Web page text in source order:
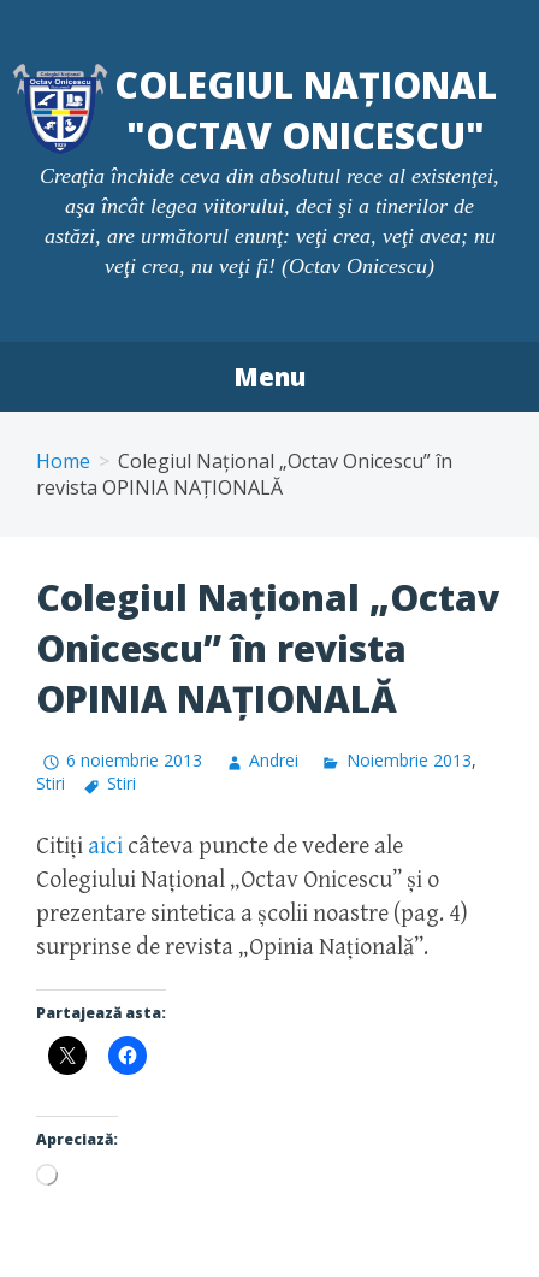
content
COLEGIUL NAȚIONAL
"OCTAV ONICESCU"
Creaţia închide ceva din absolutul rece al existenţei,
aşa încât legea viitorului, deci şi a tinerilor de
astăzi, are următorul enunţ: veţi crea, veţi avea; nu
veţi crea, nu veţi fi! (Octav Onicescu)
Menu
Home
Colegiul Național „Octav Onicescu” în
revista OPINIA NAȚIONALĂ
Colegiul Național „Octav
Onicescu” în revista
OPINIA NAȚIONALĂ
6 noiembrie 2013 Andrei Noiembrie 2013,
Stiri
Stiri
Citiți aici câteva puncte de vedere ale
Colegiului Național „Octav Onicescu” și o
prezentare sintetica a școlii noastre (pag. 4)
surprinse de revista „Opinia Națională”.
Partajează asta:
Apreciază:
Încarc...